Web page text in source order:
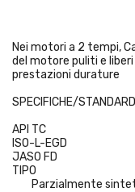
Nei motori a 2 tempi,
del motore puliti e
prestazioni durature
SPECIFICHE/
API TC
ISO-L-EGD
JASO FD
TIPO
Parzialmente